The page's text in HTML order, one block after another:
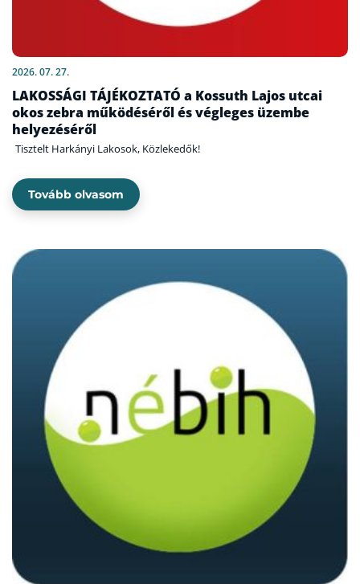
2026. 07. 27.
LAKOSSÁGI TÁJÉKOZTATÓ a Kossuth Lajos utcai
okos zebra működéséről és végleges üzembe
helyezéséről
Tisztelt Harkányi Lakosok, Közlekedők!
Tovább olvasom